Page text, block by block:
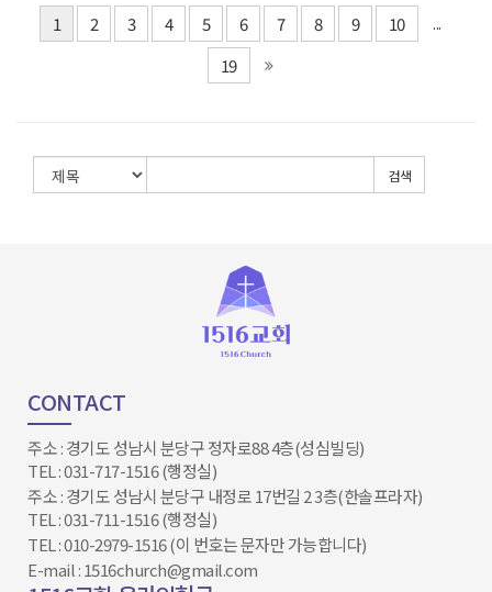
1 2 3 4 5 6 7 8 9 10 ...
19
검색
CONTACT
주소 : 경기도 성남시 분당구 정자로88 4층(성심빌딩)
TEL : 031-717-1516 (행정실)
주소 : 경기도 성남시 분당구 내정로 17번길 2 3층(한솔프라자)
TEL : 031-711-1516 (행정실)
TEL : 010-2979-1516 (이 번호는 문자만 가능합니다)
E-mail : 1516church@gmail.com